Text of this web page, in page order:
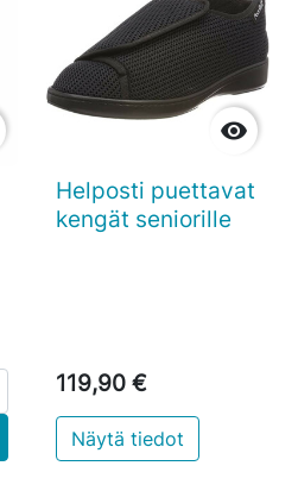

Helposti puettavat
kengät seniorille
119,90 €
Näytä tiedot